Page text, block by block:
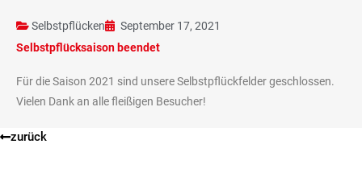
Selbstpflücken
September 17, 2021
Selbstpflücksaison beendet
Für die Saison 2021 sind unsere Selbstpflückfelder geschlossen.
Vielen Dank an alle fleißigen Besucher!
zurück